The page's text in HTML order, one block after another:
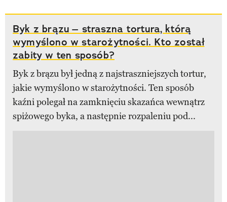
Byk z brązu – straszna tortura, którą
wymyślono w starożytności. Kto został
zabity w ten sposób?
Byk z brązu był jedną z najstraszniejszych tortur,
jakie wymyślono w starożytności. Ten sposób
kaźni polegał na zamknięciu skazańca wewnątrz
spiżowego byka, a następnie rozpaleniu pod...